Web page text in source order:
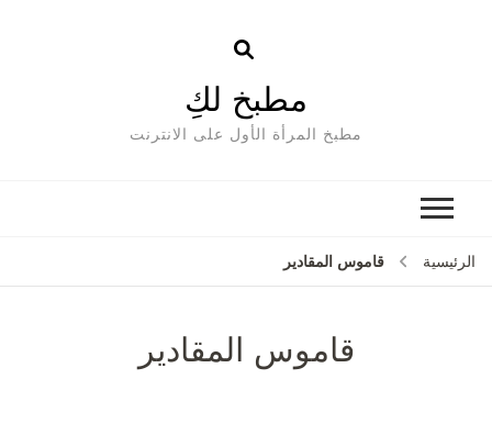
مطبخ لكِ
مطبخ المرأة الأول على الانترنت
الرئيسية قاموس المقادير
قاموس المقادير